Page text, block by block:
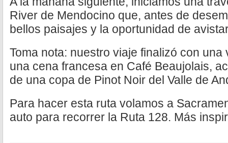
River de Mendocino que, antes de
bellos paisajes y la oportunidad de
Toma nota: nuestro viaje finalizó con
una cena francesa en Café Beaujolais,
de una copa de Pinot Noir del Valle de
Para hacer esta ruta volamos a
auto para recorrer la Ruta 128. Más